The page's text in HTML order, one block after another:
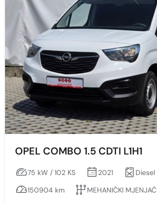
OPEL COMBO 1.5 CDTI L1H1
75 kW / 102 KS 2021
Diesel
150904 km
MEHANIČKI MJENJAČ